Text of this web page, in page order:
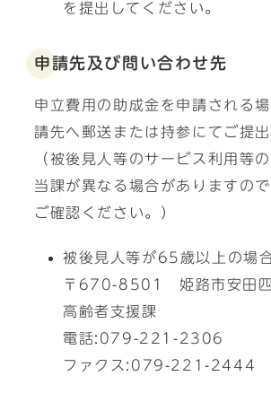
を提出してください。
申請先及び問い合わせ先
申立費用の助成金を申請される
請先へ郵送または持参にてご提出
（被後見人等のサービス利用等
当課が異なる場合がありますの
ご確認ください。）
被後見人等が65歳以上の場
〒670-8501 姫路市安田四
高齢者支援課
電話:079-221-2306
ファクス:079-221-2444